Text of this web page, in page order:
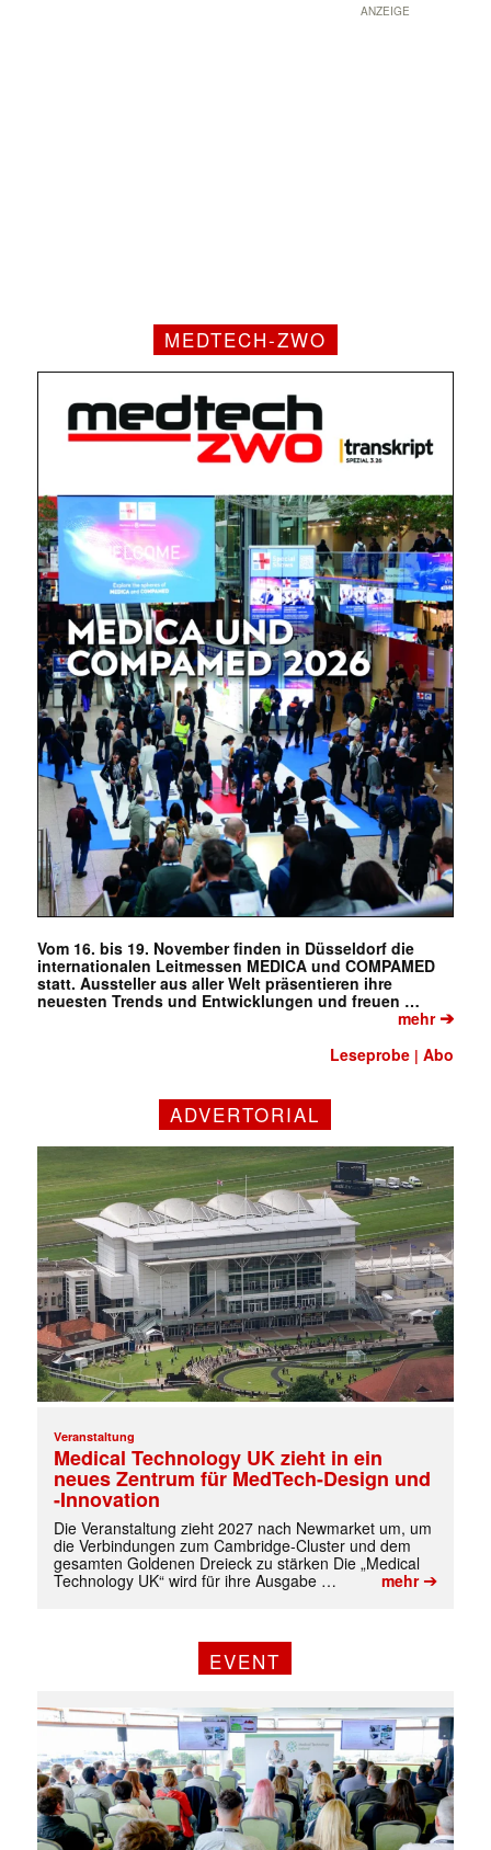
✕
ANZEIGE
MEDTECH-ZWO
Vom 16. bis 19. November finden in Düsseldorf die
internationalen Leitmessen MEDICA und COMPAMED
statt. Aussteller aus aller Welt präsentieren ihre
neuesten Trends und Entwicklungen und freuen …
mehr➔
Leseprobe |Abo
ADVERTORIAL
Veranstaltung
Medical Technology UK zieht in ein
neues Zentrum für MedTech-Design und
-Innovation
Die Veranstaltung zieht 2027 nach Newmarket um, um
die Verbindungen zum Cambridge-Cluster und dem
gesamten Goldenen Dreieck zu stärken Die „Medical
Technology UK“ wird für ihre Ausgabe …
mehr➔
EVENT